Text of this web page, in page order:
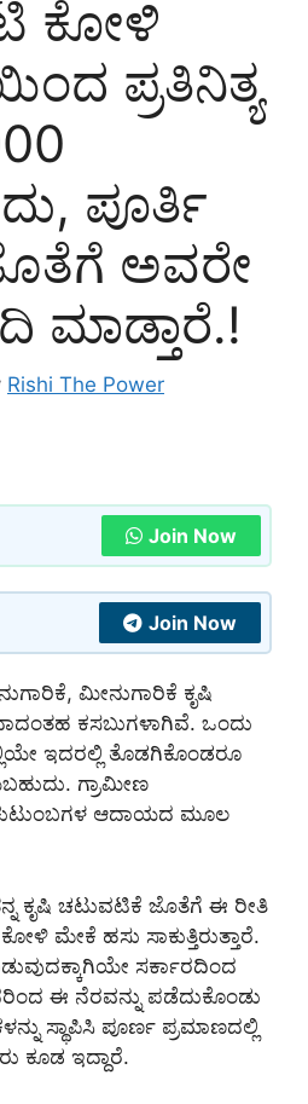
ಕೋಳಿ
ಪ್ರತಿನಿತ್ಯ
ಪೂರ್ತಿ
ಅವರೇ
ಮಾಡ್ತಾರೆ.!
Rishi The Power
Join Now
Join Now
ಮೀನುಗಾರಿಕೆ ಕೃಷಿ
ಕಸಬುಗಳಾಗಿವೆ. ಒಂದು
ಇದರಲ್ಲಿ ತೊಡಗಿಕೊಂಡರೂ
ಗ್ರಾಮೀಣ
ಕುಟುಂಬಗಳ ಆದಾಯದ ಮೂಲ
ಕೃಷಿ ಚಟುವಟಿಕೆ ಜೊತೆಗೆ ಈ ರೀತಿ
ಮೇಕೆ ಹಸು ಸಾಕುತ್ತಿರುತ್ತಾರೆ.
ಸರ್ಕಾರದಿಂದ
ಈ ನೆರವನ್ನು ಪಡೆದುಕೊಂಡು
ಸ್ಥಾಪಿಸಿ ಪೂರ್ಣ ಪ್ರಮಾಣದಲ್ಲಿ
ಕೂಡ ಇದ್ದಾರೆ.